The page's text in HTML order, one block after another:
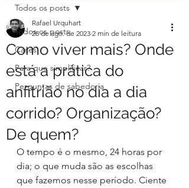
Todos os posts
Cases
Para que simplificar?
Perguntas de sabedoria
Todos os posts
Como viver mais? Onde
está a prática do
anfitrião no dia a dia
corrido? Organização?
De quem?
Rafael Urquhart
28 de ago. de 2023 2 min de leitura
O tempo é o mesmo, 24 horas por
dia; o que muda são as escolhas
que fazemos nesse período. Ciente